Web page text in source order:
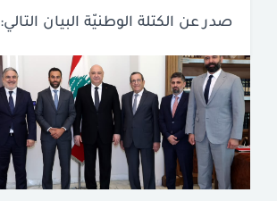
صدر عن الكتلة الوطنيّة البيان التالي: